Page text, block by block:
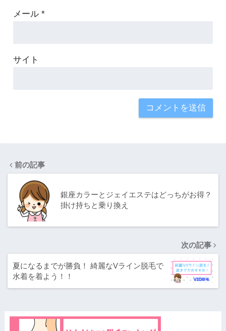
メール *
サイト
前の記事
銀座カラーとジェイエステはどっちがお得？
掛け持ちと乗り換え
次の記事
夏になるまでが勝負！ 綺麗なVライン脱毛で
水着を着よう！！